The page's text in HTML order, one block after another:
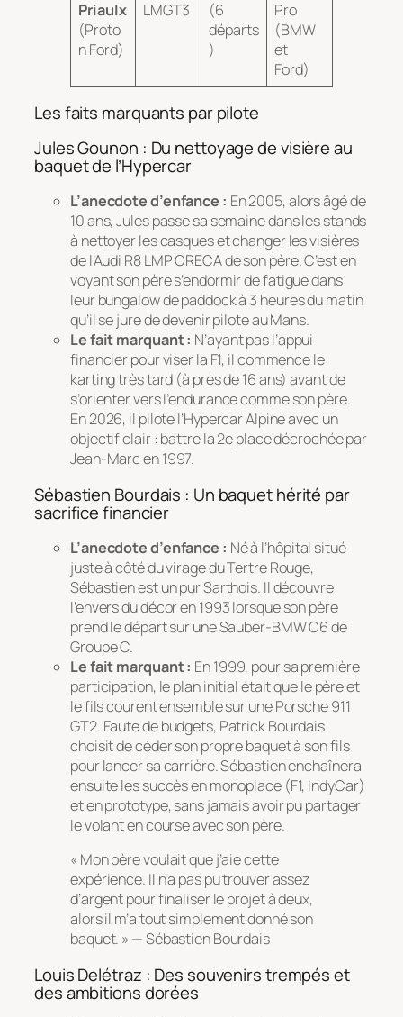
Priaulx
(Proto
n Ford)
LMGT3
(6
départs
)
Pro
(BMW
et
Ford)
Les faits marquants par pilote
Jules Gounon : Du nettoyage de visière au
baquet de l’Hypercar
L’anecdote d’enfance : En 2005, alors âgé de
10 ans, Jules passe sa semaine dans les stands
à nettoyer les casques et changer les visières
de l’Audi R8 LMP ORECA de son père. C’est en
voyant son père s’endormir de fatigue dans
leur bungalow de paddock à 3 heures du matin
qu’il se jure de devenir pilote au Mans.
Le fait marquant : N’ayant pas l’appui
financier pour viser la F1, il commence le
karting très tard (à près de 16 ans) avant de
s’orienter vers l’endurance comme son père.
En 2026, il pilote l’Hypercar Alpine avec un
objectif clair : battre la 2e place décrochée par
Jean-Marc en 1997.
Sébastien Bourdais : Un baquet hérité par
sacrifice financier
L’anecdote d’enfance : Né à l’hôpital situé
juste à côté du virage du Tertre Rouge,
Sébastien est un pur Sarthois. Il découvre
l’envers du décor en 1993 lorsque son père
prend le départ sur une Sauber-BMW C6 de
Groupe C.
Le fait marquant : En 1999, pour sa première
participation, le plan initial était que le père et
le fils courent ensemble sur une Porsche 911
GT2. Faute de budgets, Patrick Bourdais
choisit de céder son propre baquet à son fils
pour lancer sa carrière. Sébastien enchaînera
ensuite les succès en monoplace (F1, IndyCar)
et en prototype, sans jamais avoir pu partager
le volant en course avec son père.
« Mon père voulait que j’aie cette
expérience. Il n’a pas pu trouver assez
d’argent pour finaliser le projet à deux,
alors il m’a tout simplement donné son
baquet. » — Sébastien Bourdais
Louis Delétraz : Des souvenirs trempés et
des ambitions dorées